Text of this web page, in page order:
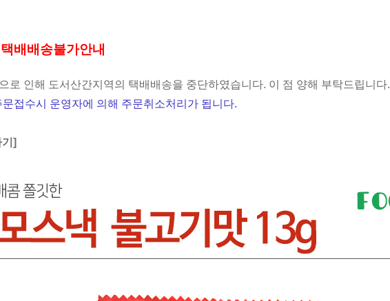
배배송불가안내
로 인해 도서산간지역의 택배배송을 중단하였습니다. 이 점 양해 부탁드립니다.
접수시 운영자에 의해 주문취소처리가 됩니다.
]